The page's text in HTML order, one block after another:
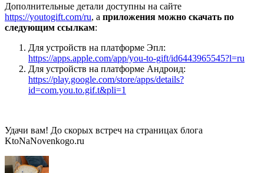
Дополнительные детали доступны на сайте
https://youtogift.com/ru, а приложения можно скачать по
следующим ссылкам:
Для устройств на платформе Эпл:
https://apps.apple.com/app/you-to-gift/id6443965545?l=ru
Для устройств на платформе Андроид:
https://play.google.com/store/apps/details?
id=com.you.to.gif.t&pli=1
Удачи вам! До скорых встреч на страницах блога
KtoNaNovenkogo.ru